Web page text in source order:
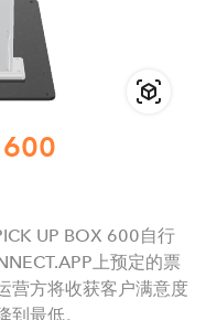
600
UP BOX 600自行
上预定的票
营方将收获客户满意度
最低。